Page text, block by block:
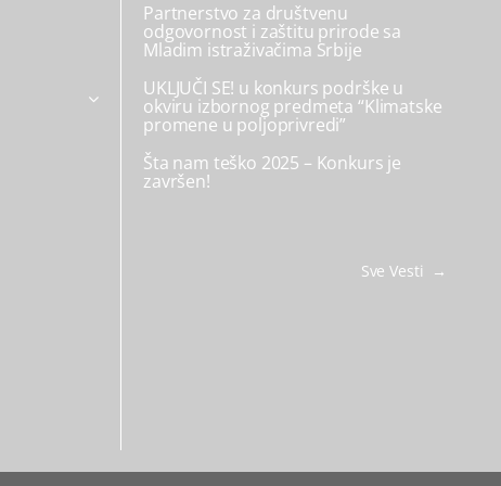
Partnerstvo za društvenu
odgovornost i zaštitu prirode sa
Mladim istraživačima Srbije
UKLJUČI SE! u konkurs podrške u
okviru izbornog predmeta “Klimatske
promene u poljoprivredi”
Šta nam teško 2025 – Konkurs je
završen!
Sve Vesti →